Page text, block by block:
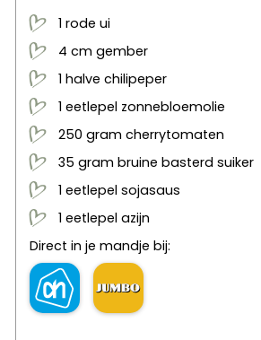
1 rode ui
4 cm gember
1 halve chilipeper
1 eetlepel zonnebloemolie
250 gram cherrytomaten
35 gram bruine basterd suiker
1 eetlepel sojasaus
1 eetlepel azijn
Direct in je mandje bij: